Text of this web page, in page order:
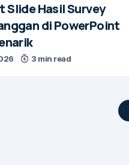
Slide Hasil Survey
di PowerPoint
3 min read